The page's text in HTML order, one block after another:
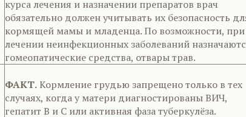
курса лечения и назначении препаратов врач
обязательно должен учитывать их безопасность
кормящей мамы и младенца. По возможности, при
лечении неинфекционных заболеваний
гомеопатические средства, отвары трав.
ФАКТ.Кормление грудью запрещено только в тех
случаях, когда у матери диагностированы ВИЧ,
гепатит В и С или активная фаза туберкулёза.